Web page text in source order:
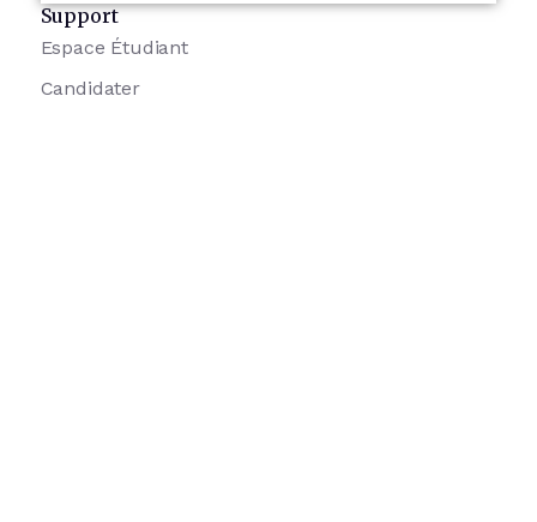
Support
Espace Étudiant
Candidater